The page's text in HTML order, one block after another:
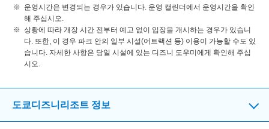
운영시간은 변경되는 경우가 있습니다. 운영 캘린더에서 운영시간을 확인
해 주십시오.
상황에 따라 개장 시간 전부터 예고 없이 입장을 개시하는 경우가 있습니
다. 또한, 이 경우 파크 안의 일부 시설(어트랙션 등) 이용이 가능할 수도 있
습니다. 자세한 사항은 당일 시설에 있는 디즈니 도우미에게 확인해 주십
시오.
도쿄디즈니리조트 정보